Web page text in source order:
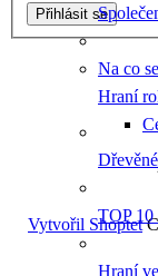
Hraní
Hraní
Na co
TOP
Přihlásit se
Vytvořil Shoptet